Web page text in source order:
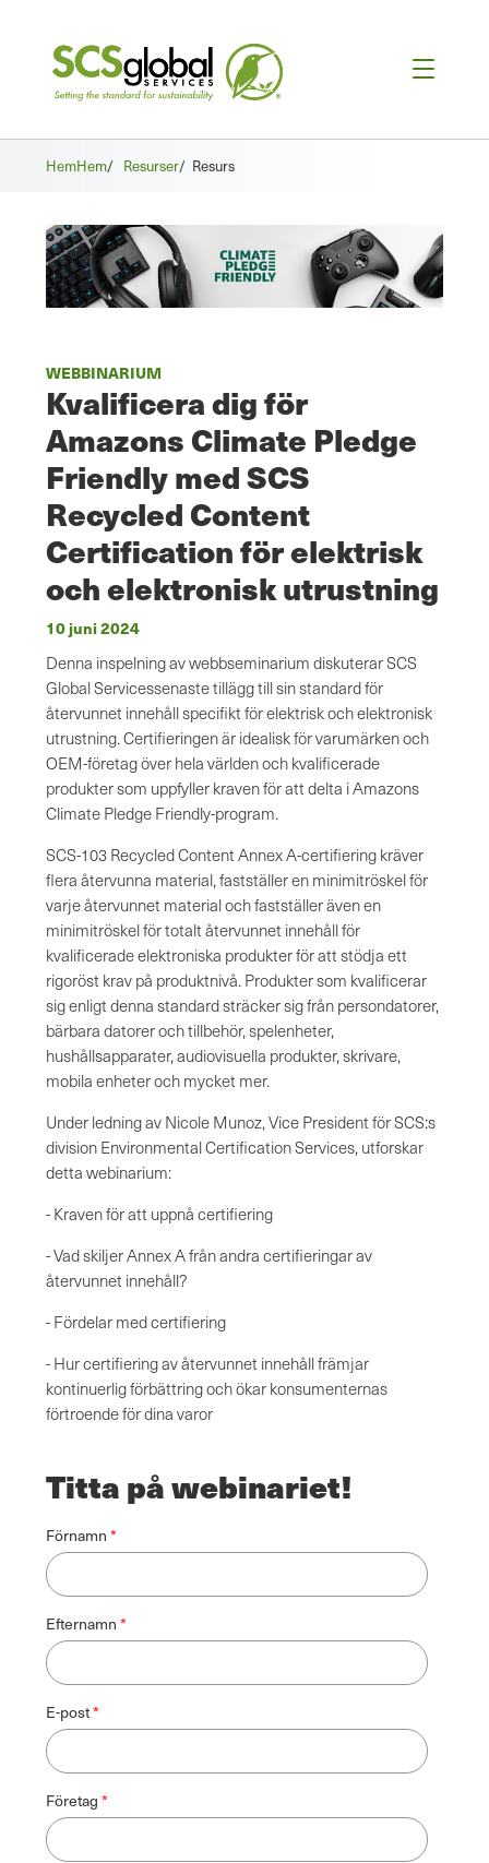
Hem /
Hem Resurser/ Resurs
WEBBINARIUM
Kvalificera dig för
Amazons Climate Pledge
Friendly med SCS
Recycled Content
Certification för elektrisk
och elektronisk utrustning
10 juni 2024
Denna inspelning av webbseminarium diskuterar SCS
Global Servicessenaste tillägg till sin standard för
återvunnet innehåll specifikt för elektrisk och elektronisk
utrustning. Certifieringen är idealisk för varumärken och
OEM-företag över hela världen och kvalificerade
produkter som uppfyller kraven för att delta i Amazons
Climate Pledge Friendly-program.
SCS-103 Recycled Content Annex A-certifiering kräver
flera återvunna material, fastställer en minimitröskel för
varje återvunnet material och fastställer även en
minimitröskel för totalt återvunnet innehåll för
kvalificerade elektroniska produkter för att stödja ett
rigoröst krav på produktnivå. Produkter som kvalificerar
sig enligt denna standard sträcker sig från persondatorer,
bärbara datorer och tillbehör, spelenheter,
hushållsapparater, audiovisuella produkter, skrivare,
mobila enheter och mycket mer.
Under ledning av Nicole Munoz, Vice President för SCS:s
division Environmental Certification Services, utforskar
detta webinarium:
- Kraven för att uppnå certifiering
- Vad skiljer Annex A från andra certifieringar av
återvunnet innehåll?
- Fördelar med certifiering
- Hur certifiering av återvunnet innehåll främjar
kontinuerlig förbättring och ökar konsumenternas
förtroende för dina varor
Titta på webinariet!
Förnamn
Efternamn
E-post
Företag